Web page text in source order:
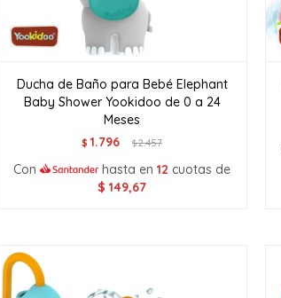
Ducha de Baño para Bebé Elephant
Baby Shower Yookidoo de 0 a 24
Meses
$ 1.796 $2.457
Con hasta en12 cuotas de
$ 149,67